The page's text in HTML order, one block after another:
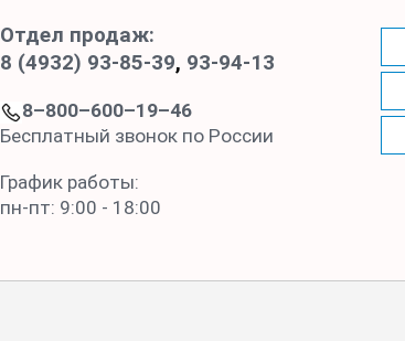
Отдел продаж:
8 (4932) 93-85-39, 93-94-13
8–800–600–19–46
Бесплатный звонок по России
График работы:
пн-пт: 9:00 - 18:00